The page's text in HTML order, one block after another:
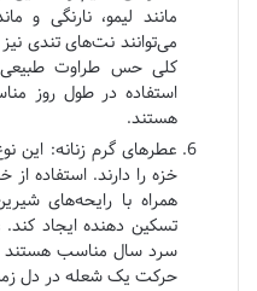
مانند لیمو، نارنگی و
می‌توانند نت‌های تندی
کلی حس طراوت طبیعی
استفاده در طول روز
هستند.
عطرهای گرم زنانه: این
خزه را دارند. استفاده از
همراه با رایحه‌های
تسکین دهنده ایجاد
سرد سال مناسب هستند
حرکت یک شعله در دل